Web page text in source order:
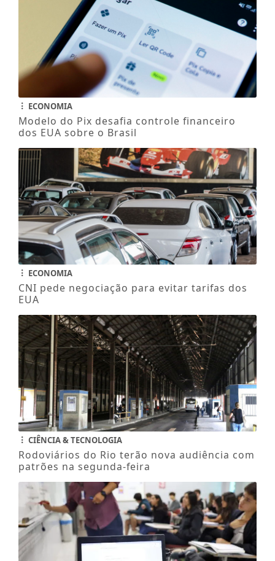
ECONOMIA
Modelo do Pix desafia controle financeiro
dos EUA sobre o Brasil
ECONOMIA
CNI pede negociação para evitar tarifas dos
EUA
CIÊNCIA & TECNOLOGIA
Rodoviários do Rio terão nova audiência com
patrões na segunda-feira